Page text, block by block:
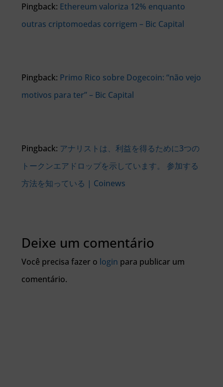
Pingback: Ethereum valoriza 12% enquanto
outras criptomoedas corrigem – Bic Capital
Pingback: Primo Rico sobre Dogecoin: “não vejo
motivos para ter” – Bic Capital
Pingback: アナリストは、利益を得るために3つの
トークンエアドロップを示しています。 参加する
方法を知っている | Coinews
Deixe um comentário
Você precisa fazer o login para publicar um
comentário.